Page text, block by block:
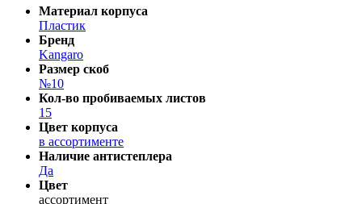
Материал корпуса
Пластик
Бренд
Kangaro
Размер скоб
№10
Кол-во пробиваемых листов
15
Цвет корпуса
в ассортименте
Наличие антистеплера
Да
Цвет
ассортимент